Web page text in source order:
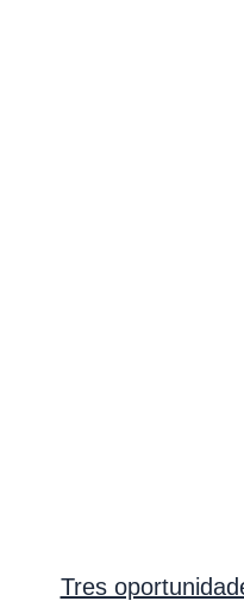
Tres